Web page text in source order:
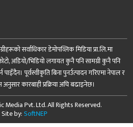
सर्वाधिकार डेमोपव्लिक मिडिया प्रा.लि.मा
अडियो/भिडियो लगायत कुनै पनि सामग्री कुनै पनि
पाइँदैन। पूर्वस्वीकृति बिना पुनर्उत्पादन गरिएमा नेपाल र
अनुसार कारबाही प्रक्रिया अघि बढाइनेछ।
Pvt. Ltd. All Rights Reserved.
Site by:SoftNEP